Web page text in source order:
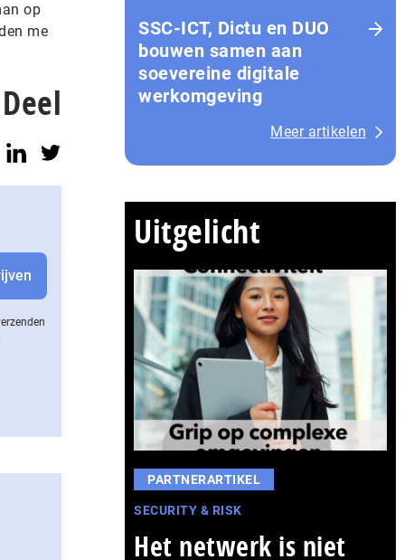
op
me
Deel
SSC-ICT, Dictu en DUO
bouwen samen aan
soevereine digitale
werkomgeving
Meer artikelen
Uitgelicht
PARTNERARTIKEL
SECURITY & RISK
Het netwerk is niet